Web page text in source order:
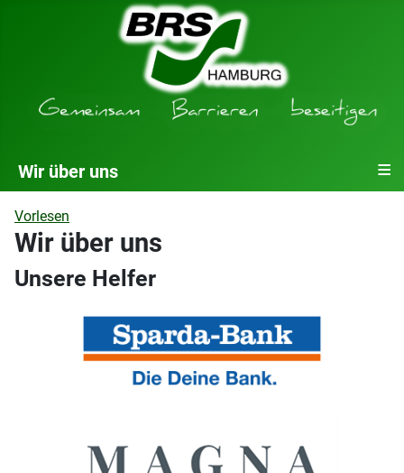
Wir über uns ≡
Vorlesen
Wir über uns
Unsere Helfer